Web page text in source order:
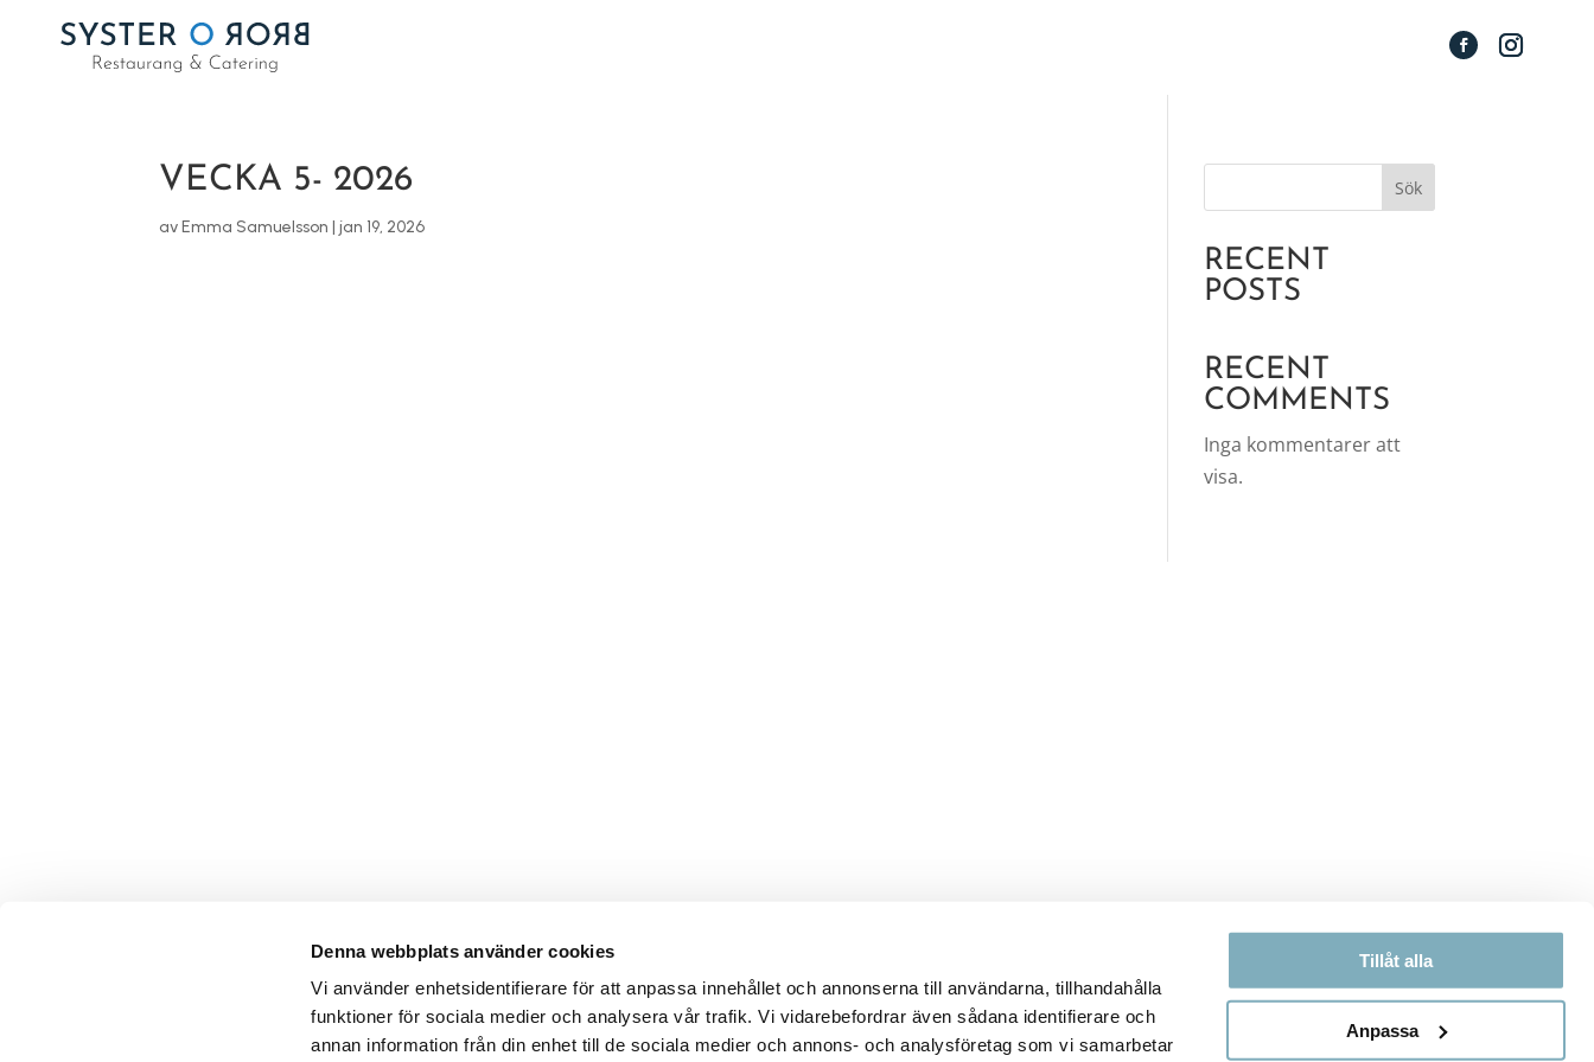
Denna webbplats använder cookies
Vi använder enhetsidentifierare för att anpassa innehållet och annonserna till användarna, tillhandahålla
funktioner för sociala medier och analysera vår trafik. Vi vidarebefordrar även sådana identifierare och
annan information från din enhet till de sociala medier och annons- och analysföretag som vi samarbetar
Tillåt alla
Anpassa
VECKA 5- 2026
avEmma Samuelsson |jan 19, 2026
Sök
RECENT
POSTS
RECENT
COMMENTS
Inga kommentarer att
visa.